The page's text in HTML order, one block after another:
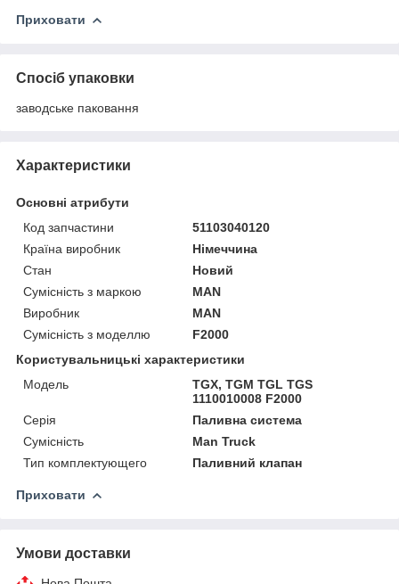
Приховати
Спосіб упаковки
заводське паковання
Характеристики
Основні атрибути
Код запчастини
51103040120
Країна виробник
Німеччина
Стан
Новий
Сумісність з маркою
MAN
Виробник
MAN
Сумісність з моделлю
F2000
Користувальницькі характеристики
Мoдель
TGX, TGM TGL TGS
1110010008 F2000
Серія
Паливна система
Сумісність
Man Truck
Тип комплектующего
Паливний клапан
Приховати
Умови доставки